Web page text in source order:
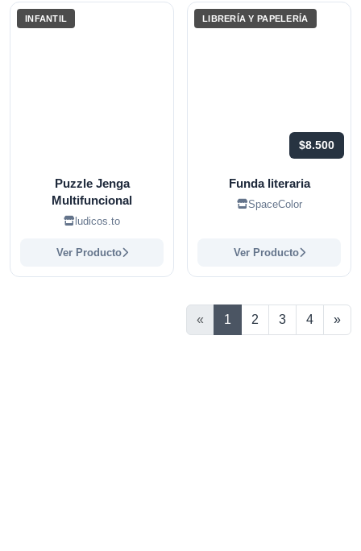
INFANTIL
Puzzle Jenga
Multifuncional
ludicos.to
Ver Producto
LIBRERÍA Y PAPELERÍA
$8.500
Funda literaria
SpaceColor
Ver Producto
« 1 2 3 4 »